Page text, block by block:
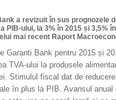
a revizuit în sus prognozele
PIB-ului, la 3% în 2015 și 3,5%
mai recent Raport
Garanti Bank pentru 2015 și
TVA-ului la produsele
Stimulul fiscal dat de
în plus la PIB. Avansul